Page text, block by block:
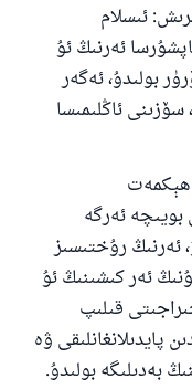
ئىسلام
ئەرنىڭ ئۇ
بولىدۇ، ئەگەر
ئاڭلىمىسا
ھېكمەت
بويىچە ئەرگە
ئەرنىڭ رۇختىسىز
ئەر كىشىنىڭ ئۇ
قىلىپ
پايدىلانغانلىقى ۋە
بەدىلىگە بولىدۇ.